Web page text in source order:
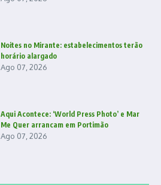
Noites no Mirante: estabelecimentos terão
horário alargado
Ago 07, 2026
Aqui Acontece: ‘World Press Photo’ e Mar
Me Quer arrancam em Portimão
Ago 07, 2026